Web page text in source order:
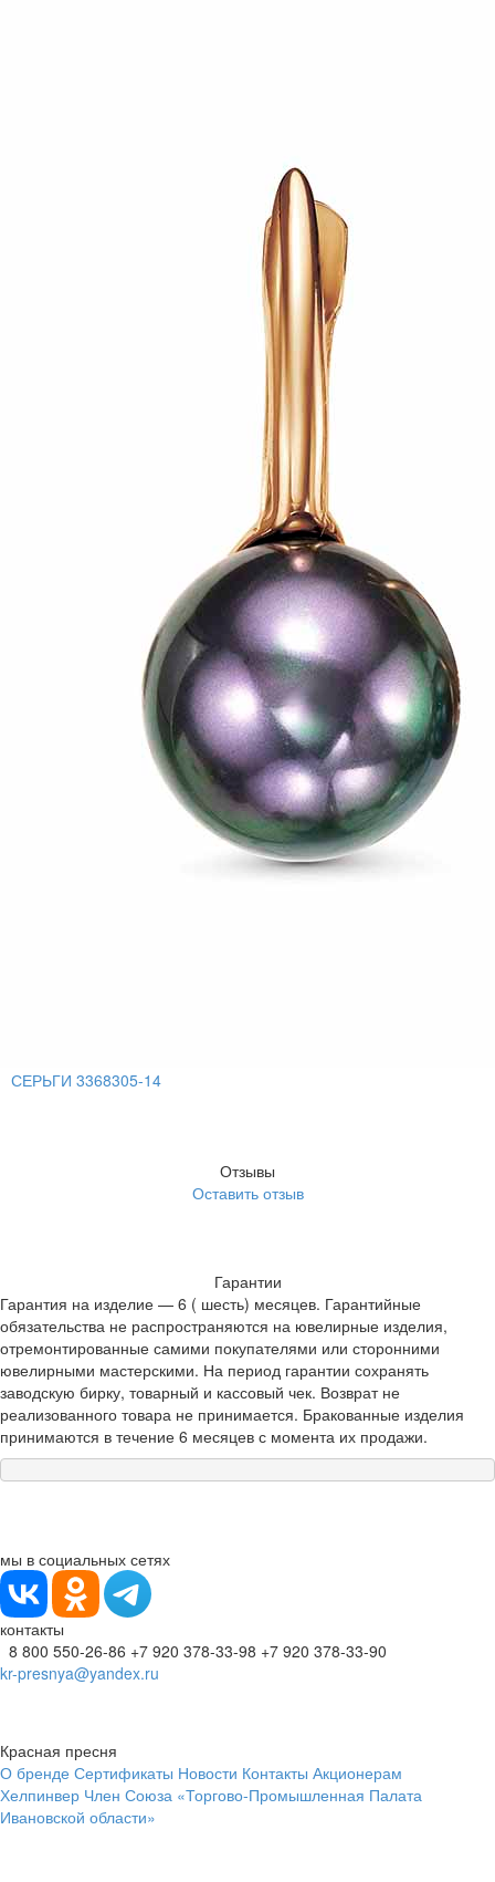
СЕРЬГИ 3368305-14
Отзывы
Оставить отзыв
Гарантии
Гарантия на изделие — 6 ( шесть) месяцев. Гарантийные
обязательства не распространяются на ювелирные изделия,
отремонтированные самими покупателями или сторонними
ювелирными мастерскими. На период гарантии сохранять
заводскую бирку, товарный и кассовый чек. Возврат не
реализованного товара не принимается. Бракованные изделия
принимаются в течение 6 месяцев с момента их продажи.
мы в социальных сетях
контакты
8 800 550-26-86 +7 920 378-33-98 +7 920 378-33-90
kr-presnya@yandex.ru
Красная пресня
О бренде Сертификаты Новости Контакты Акционерам
Хелпинвер Член Союза «Торгово-Промышленная Палата
Ивановской области»